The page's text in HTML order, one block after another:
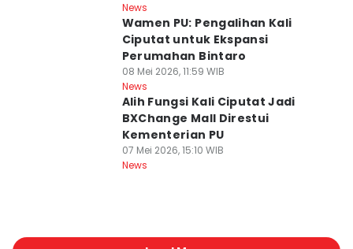
News
Wamen PU: Pengalihan Kali
Ciputat untuk Ekspansi
Perumahan Bintaro
08 Mei 2026, 11:59 WIB
News
Alih Fungsi Kali Ciputat Jadi
BXChange Mall Direstui
Kementerian PU
07 Mei 2026, 15:10 WIB
News